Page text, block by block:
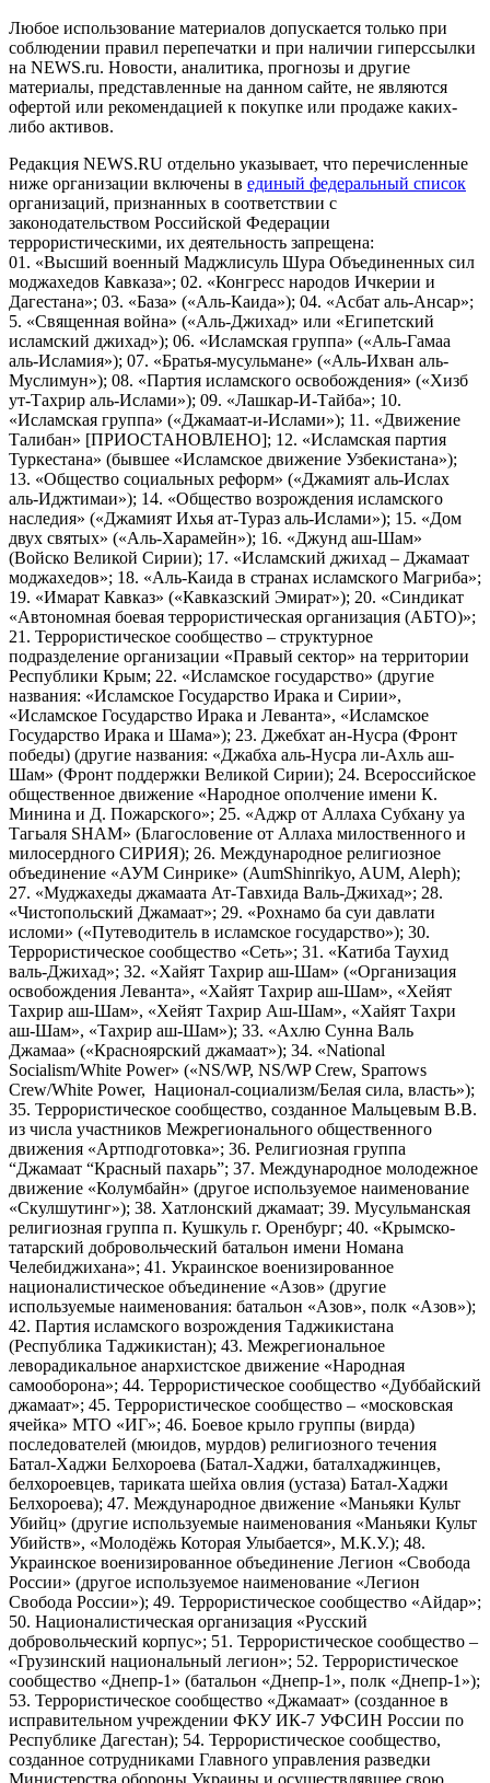
Любое использование материалов допускается только при
соблюдении правил перепечатки и при наличии гиперссылки
на NEWS.ru. Новости, аналитика, прогнозы и другие
материалы, представленные на данном сайте, не являются
офертой или рекомендацией к покупке или продаже каких-
либо активов.
Редакция NEWS.RU отдельно указывает, что перечисленные
ниже организации включены в единый федеральный список
организаций, признанных в соответствии с
законодательством Российской Федерации
террористическими, их деятельность запрещена:
01. «Высший военный Маджлисуль Шура Объединенных сил
моджахедов Кавказа»; 02. «Конгресс народов Ичкерии и
Дагестана»; 03. «База» («Аль-Каида»); 04. «Асбат аль-Ансар»;
5. «Священная война» («Аль-Джихад» или «Египетский
исламский джихад»); 06. «Исламская группа» («Аль-Гамаа
аль-Исламия»); 07. «Братья-мусульмане» («Аль-Ихван аль-
Муслимун»); 08. «Партия исламского освобождения» («Хизб
ут-Тахрир аль-Ислами»); 09. «Лашкар-И-Тайба»; 10.
«Исламская группа» («Джамаат-и-Ислами»); 11. «Движение
Талибан» [ПРИОСТАНОВЛЕНО]; 12. «Исламская партия
Туркестана» (бывшее «Исламское движение Узбекистана»);
13. «Общество социальных реформ» («Джамият аль-Ислах
аль-Иджтимаи»); 14. «Общество возрождения исламского
наследия» («Джамият Ихья ат-Тураз аль-Ислами»); 15. «Дом
двух святых» («Аль-Харамейн»); 16. «Джунд аш-Шам»
(Войско Великой Сирии); 17. «Исламский джихад – Джамаат
моджахедов»; 18. «Аль-Каида в странах исламского Магриба»;
19. «Имарат Кавказ» («Кавказский Эмират»); 20. «Синдикат
«Автономная боевая террористическая организация (АБТО)»;
21. Террористическое сообщество – структурное
подразделение организации «Правый сектор» на территории
Республики Крым; 22. «Исламское государство» (другие
названия: «Исламское Государство Ирака и Сирии»,
«Исламское Государство Ирака и Леванта», «Исламское
Государство Ирака и Шама»); 23. Джебхат ан-Нусра (Фронт
победы) (другие названия: «Джабха аль-Нусра ли-Ахль аш-
Шам» (Фронт поддержки Великой Сирии); 24. Всероссийское
общественное движение «Народное ополчение имени К.
Минина и Д. Пожарского»; 25. «Аджр от Аллаха Субхану уа
Тагьаля SHAM» (Благословение от Аллаха милоственного и
милосердного СИРИЯ); 26. Международное религиозное
объединение «АУМ Синрике» (AumShinrikyo, AUM, Aleph);
27. «Муджахеды джамаата Ат-Тавхида Валь-Джихад»; 28.
«Чистопольский Джамаат»; 29. «Рохнамо ба суи давлати
исломи» («Путеводитель в исламское государство»); 30.
Террористическое сообщество «Сеть»; 31. «Катиба Таухид
валь-Джихад»; 32. «Хайят Тахрир аш-Шам» («Организация
освобождения Леванта», «Хайят Тахрир аш-Шам», «Хейят
Тахрир аш-Шам», «Хейят Тахрир Аш-Шам», «Хайят Тахри
аш-Шам», «Тахрир аш-Шам»); 33. «Ахлю Сунна Валь
Джамаа» («Красноярский джамаат»); 34. «National
Socialism/White Power» («NS/WP, NS/WP Crew, Sparrows
Crew/White Power, Национал-социализм/Белая сила, власть»);
35. Террористическое сообщество, созданное Мальцевым В.В.
из числа участников Межрегионального общественного
движения «Артподготовка»; 36. Религиозная группа
“Джамаат “Красный пахарь”; 37. Международное молодежное
движение «Колумбайн» (другое используемое наименование
«Скулшутинг»); 38. Хатлонский джамаат; 39. Мусульманская
религиозная группа п. Кушкуль г. Оренбург; 40. «Крымско-
татарский добровольческий батальон имени Номана
Челебиджихана»; 41. Украинское военизированное
националистическое объединение «Азов» (другие
используемые наименования: батальон «Азов», полк «Азов»);
42. Партия исламского возрождения Таджикистана
(Республика Таджикистан); 43. Межрегиональное
леворадикальное анархистское движение «Народная
самооборона»; 44. Террористическое сообщество «Дуббайский
джамаат»; 45. Террористическое сообщество – «московская
ячейка» МТО «ИГ»; 46. Боевое крыло группы (вирда)
последователей (мюидов, мурдов) религиозного течения
Батал-Хаджи Белхороева (Батал-Хаджи, баталхаджинцев,
белхороевцев, тариката шейха овлия (устаза) Батал-Хаджи
Белхороева); 47. Международное движение «Маньяки Культ
Убийц» (другие используемые наименования «Маньяки Культ
Убийств», «Молодёжь Которая Улыбается», М.К.У.); 48.
Украинское военизированное объединение Легион «Свобода
России» (другое используемое наименование «Легион
Свобода России»); 49. Террористическое сообщество «Айдар»;
50. Националистическая организация «Русский
добровольческий корпус»; 51. Террористическое сообщество –
«Грузинский национальный легион»; 52. Террористическое
сообщество «Днепр-1» (батальон «Днепр-1», полк «Днепр-1»);
53. Террористическое сообщество «Джамаат» (созданное в
исправительном учреждении ФКУ ИК-7 УФСИН России по
Республике Дагестан); 54. Террористическое сообщество,
созданное сотрудниками Главного управления разведки
Министерства обороны Украины и осуществлявшее свою